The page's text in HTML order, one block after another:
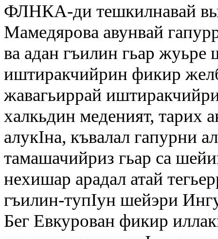
ФЛНКА-ди тешкилнавай
Мамедярова авунвай
ва адан гъилин гьар
иштиракчийрин фикир
жавагьиррай
халкьдин меденият, тарих
алукIна, къвалал гапурни
тамашачийриз гьар са
нехишар арадал атай
гъилин-тупIун шейэри
Бег Евкурован фикир